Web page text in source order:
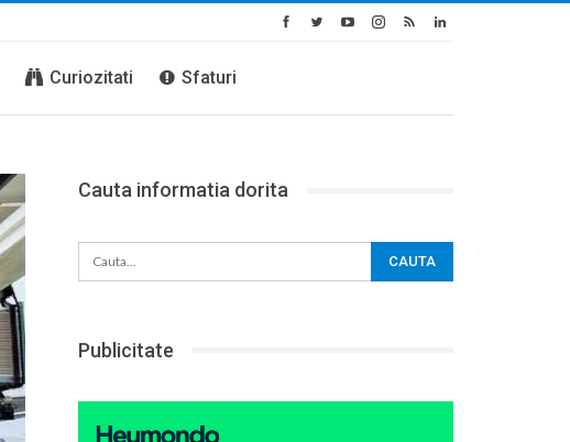
Curiozitati Sfaturi
Cauta informatia dorita
Publicitate